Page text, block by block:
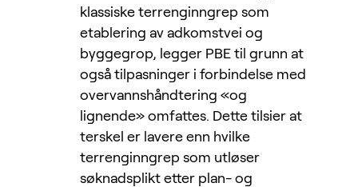
klassiske terrenginngrep som
etablering av adkomstvei og
byggegrop, legger PBE til grunn at
også tilpasninger i forbindelse med
overvannshåndtering «og
lignende» omfattes. Dette tilsier at
terskel er lavere enn hvilke
terrenginngrep som utløser
søknadsplikt etter plan- og